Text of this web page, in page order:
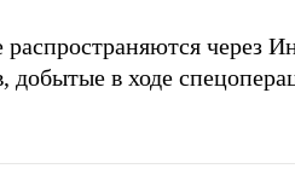
через
добытые в ходе